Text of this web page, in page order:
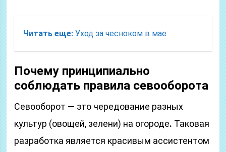
Читать еще: Уход за чесноком в мае
Почему принципиально
соблюдать правила севооборота
Севооборот — это чередование разных
культур (овощей, зелени) на огороде. Таковая
разработка является красивым ассистентом